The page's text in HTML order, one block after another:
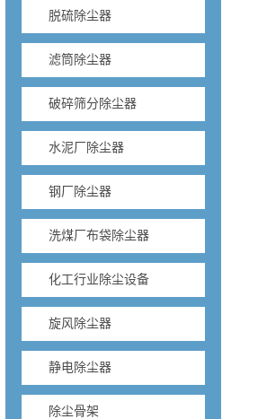
脱硫除尘器
滤筒除尘器
破碎筛分除尘器
水泥厂除尘器
钢厂除尘器
洗煤厂布袋除尘器
化工行业除尘设备
旋风除尘器
静电除尘器
除尘骨架